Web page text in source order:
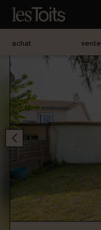
Je loue
Notre agence
achat vente